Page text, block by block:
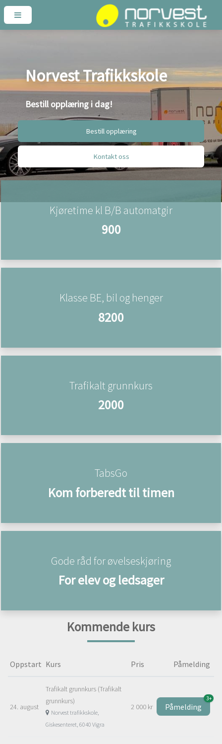
Norvest Trafikkskole
Bestill opplæring i dag!
Bestill opplæring
Kontakt oss
Kjøretime kl B/B automatgir
900
Klasse BE, bil og henger
8200
Trafikalt grunnkurs
2000
TabsGo
Kom forberedt til timen
Gode råd for øvelseskjøring
For elev og ledsager
Kommende kurs
Oppstart Kurs Pris Påmelding
24. august
Trafikalt grunnkurs (Trafikalt
grunnkurs)
Norvest trafikkskole,
Giskesenteret, 6040 Vigra
2 000 kr Påmelding
3+